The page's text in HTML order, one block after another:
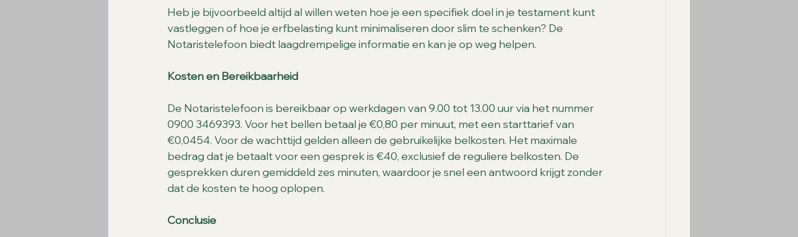
Heb je bijvoorbeeld altijd al willen weten hoe je een specifiek doel in je testament kunt
vastleggen of hoe je erfbelasting kunt minimaliseren door slim te schenken? De
Notaristelefoon biedt laagdrempelige informatie en kan je op weg helpen.
Kosten en Bereikbaarheid
De Notaristelefoon is bereikbaar op werkdagen van 9.00 tot 13.00 uur via het nummer
0900 3469393. Voor het bellen betaal je €0,80 per minuut, met een starttarief van
€0,0454. Voor de wachttijd gelden alleen de gebruikelijke belkosten. Het maximale
bedrag dat je betaalt voor een gesprek is €40, exclusief de reguliere belkosten. De
gesprekken duren gemiddeld zes minuten, waardoor je snel een antwoord krijgt zonder
dat de kosten te hoog oplopen.
Conclusie